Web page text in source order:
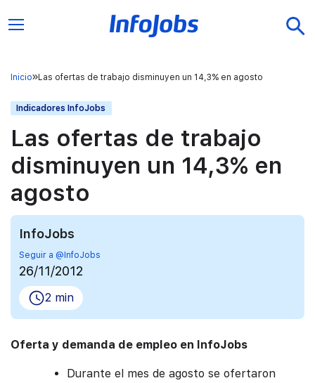
Inicio Las ofertas de trabajo disminuyen un 14,3% en agosto
Indicadores InfoJobs
Las ofertas de trabajo
disminuyen un 14,3% en
agosto
InfoJobs
Seguir a @InfoJobs
26/11/2012
2 min
Oferta y demanda de empleo en InfoJobs
Durante el mes de agosto se ofertaron